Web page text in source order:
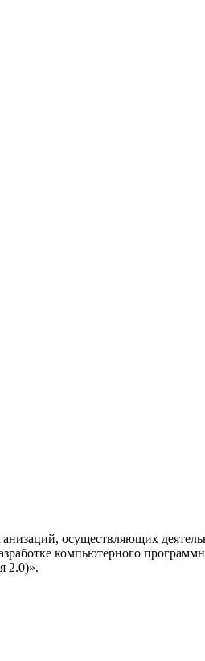
осуществляющих
компьютерного
2.0)».